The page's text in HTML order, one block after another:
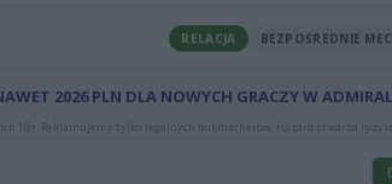
RELACJA BEZPOŚREDNIE
2026 PLN DLA NOWYCH GRACZY W
18+. Reklamujemy tylko legalnych bukmacherów. Hazard stwarza